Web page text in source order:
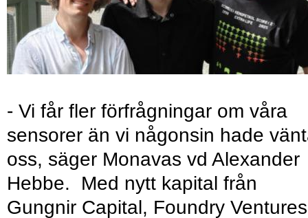
- Vi får fler förfrågningar om våra
sensorer än vi någonsin hade
oss, säger Monavas vd Alexander
Hebbe. Med nytt kapital från
Gungnir Capital, Foundry Ventures